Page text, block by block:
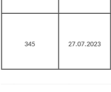
345 27.07.2023